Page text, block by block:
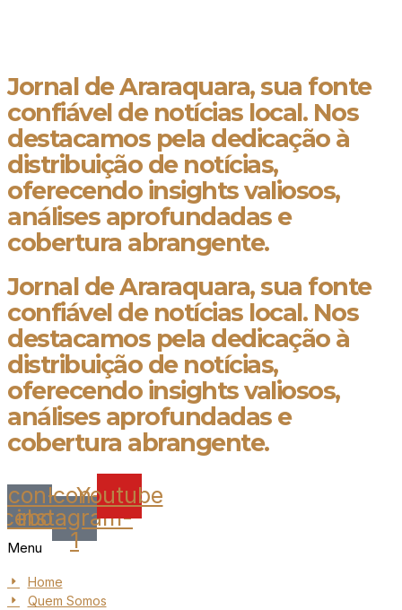
Jornal de Araraquara, sua fonte
confiável de notícias local. Nos
destacamos pela dedicação à
distribuição de notícias,
oferecendo insights valiosos,
análises aprofundadas e
cobertura abrangente.
Jornal de Araraquara, sua fonte
confiável de notícias local. Nos
destacamos pela dedicação à
distribuição de notícias,
oferecendo insights valiosos,
análises aprofundadas e
cobertura abrangente.
Icon-Icon-
instagram-
1
Youtube
Menu
Home
Quem Somos